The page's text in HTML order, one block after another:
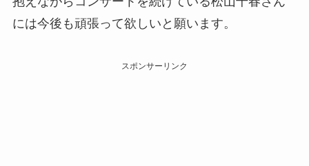
には今後も頑張って欲しいと願います。
スポンサーリンク